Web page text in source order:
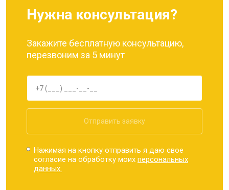
Нужна консультация?
Закажите бесплатную консультацию,
перезвоним за 5 минут
Отправить заявку
Нажимая на кнопку отправить я даю свое
согласие на обработку моихперсональных
данных.